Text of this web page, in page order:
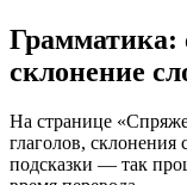
Грамматика:
склонение
На странице
глаголов, склонения
подсказки — так